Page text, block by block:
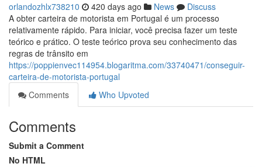
orlandozhlx738210 420 days ago News
Discuss
A obter carteira de motorista em Portugal é um processo
relativamente rápido. Para iniciar, você precisa fazer um teste
teórico e prático. O teste teórico prova seu conhecimento das
regras de trânsito em
https://poppienvec114954.blogaritma.com/33740471/conseguir-
carteira-de-motorista-portugal
Comments
Who Upvoted
Comments
Submit a Comment
No HTML